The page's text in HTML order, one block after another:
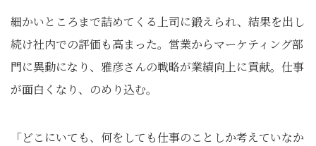
細かいところまで詰めてくる上司に鍛えられ、結果を出し
続け社内での評価も高まった。営業からマーケティング部
門に異動になり、雅彦さんの戦略が業績向上に貢献。仕事
が面白くなり、のめり込む。
「どこにいても、何をしても仕事のことしか考えていなか